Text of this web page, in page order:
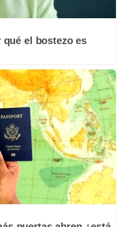
el bostezo es